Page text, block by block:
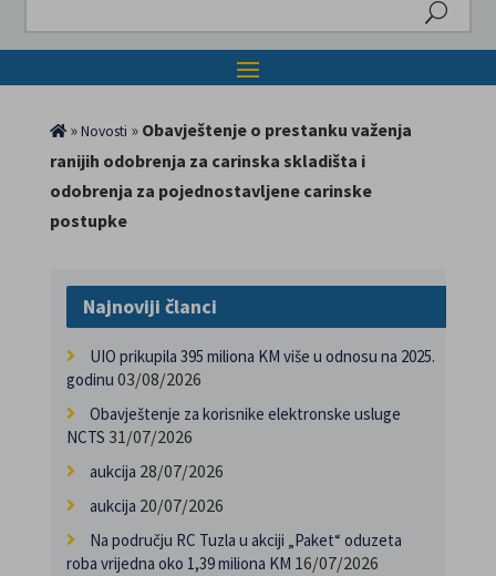
»Novosti » Obavještenje o prestanku važenja
ranijih odobrenja za carinska skladišta i
odobrenja za pojednostavljene carinske
postupke
Najnoviji članci
UIO prikupila 395 miliona KM više u odnosu na 2025.
godinu 03/08/2026
Obavještenje za korisnike elektronske usluge
NCTS 31/07/2026
aukcija 28/07/2026
aukcija 20/07/2026
Na području RC Tuzla u akciji „Paket“ oduzeta
roba vrijedna oko 1,39 miliona KM 16/07/2026